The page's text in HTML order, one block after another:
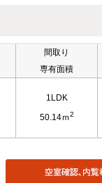
間取り
専有面積
1LDK
50.14ｍ2